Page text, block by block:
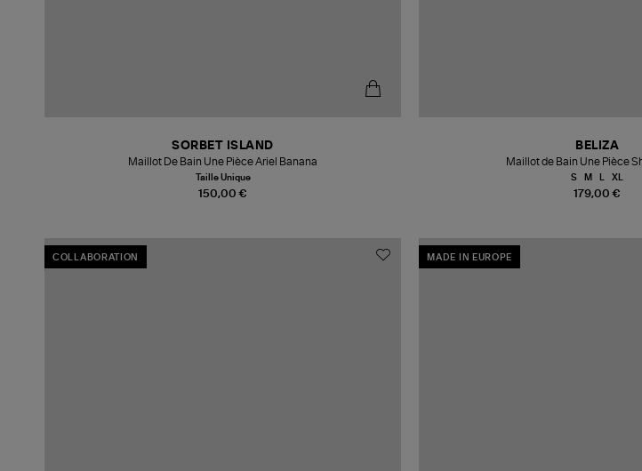
150,00 €
SORBET ISLAND
Maillot De Bain Une Pièce Ariel Banana
Taille Unique
179,00 €
BELIZA
Maillot de Bain Une Pièce
S M L XL
COLLABORATION MADE IN EUROPE